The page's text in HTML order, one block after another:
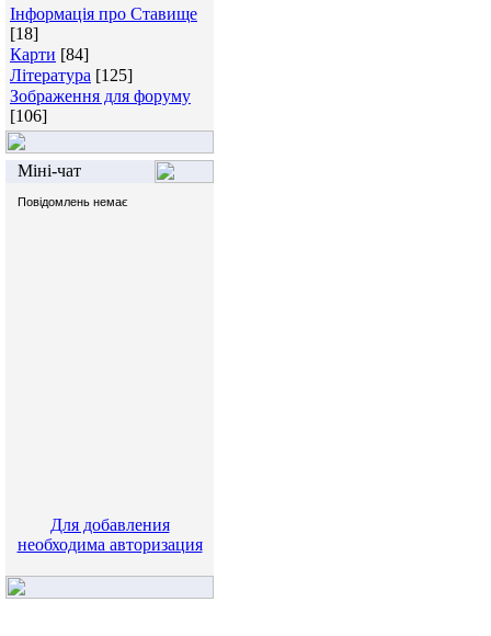
Інформація про Ставище
[18]
Карти [84]
Література [125]
Зображення для форуму
[106]
Міні-чат
Для добавления
необходима авторизация